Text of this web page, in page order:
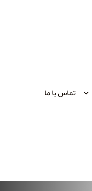
تماس با ما